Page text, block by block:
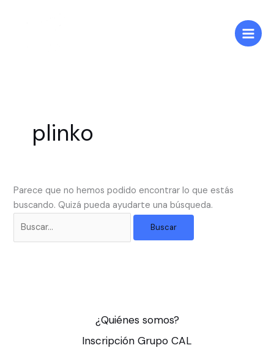
plinko
Parece que no hemos podido encontrar lo que estás
buscando. Quizá pueda ayudarte una búsqueda.
¿Quiénes somos?
Inscripción Grupo CAL